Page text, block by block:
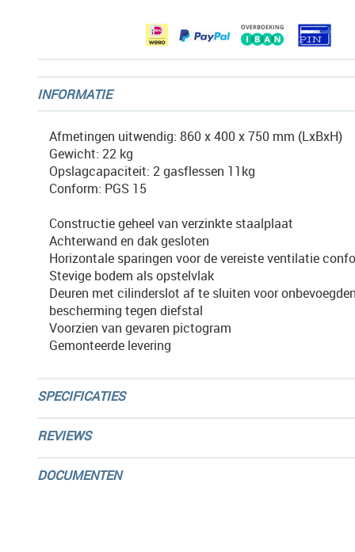
INFORMATIE
Afmetingen uitwendig: 860 x 400 x 750 mm (LxBxH)
Gewicht: 22 kg
Opslagcapaciteit: 2 gasflessen 11kg
Conform: PGS 15
Constructie geheel van verzinkte staalplaat
Achterwand en dak gesloten
Horizontale sparingen voor de vereiste ventilatie
Stevige bodem als opstelvlak
Deuren met cilinderslot af te sluiten voor
bescherming tegen diefstal
Voorzien van gevaren pictogram
Gemonteerde levering
SPECIFICATIES
REVIEWS
DOCUMENTEN